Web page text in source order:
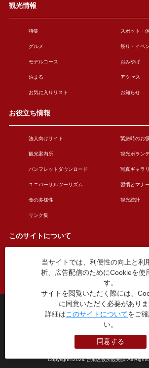
観光情報
特集 スポット・
グルメ 祭り・イベ
モデルコース おみやげ
泊まる アクセス
お気に入りリスト お知らせ
お役立ち情報
法人向けサイト 緊急時のお
観光案内所 観光ボラン
パンフレットダウンロード 写真ギャラ
ユニバーサルツーリズム 習慣とマナー
食の多様性 観光統計
リンク集
このサイトについて
このサイトについて 広告掲載に
お問い合わせ
台東区役所観光課
〒110-8615 東京都台東区東上野4丁目5
TEL：03-5246-1151
本WEBサイトに掲就されている全データについて無断転
Copyright©2024 台東区役所観光課 All
当サイトでは、利便性の向上と利
析、広告配信のためにCookieを使
す。
サイトを閲覧いただく際には、
に同意いただく必要がありま
詳細はこのサイトについてをご
い。
同意する